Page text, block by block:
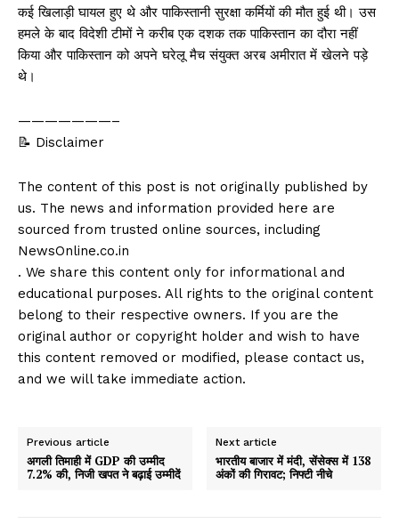
कई खिलाड़ी घायल हुए थे और पाकिस्तानी सुरक्षा कर्मियों की मौत हुई थी। उस
हमले के बाद विदेशी टीमों ने करीब एक दशक तक पाकिस्तान का दौरा नहीं
किया और पाकिस्तान को अपने घरेलू मैच संयुक्त अरब अमीरात में खेलने पड़े
थे।
———————–
📝 Disclaimer
The content of this post is not originally published by
us. The news and information provided here are
sourced from trusted online sources, including
NewsOnline.co.in
. We share this content only for informational and
educational purposes. All rights to the original content
belong to their respective owners. If you are the
original author or copyright holder and wish to have
this content removed or modified, please contact us,
and we will take immediate action.
Previous article
अगली तिमाही में GDP की उम्मीद
7.2% की, निजी खपत ने बढ़ाई उम्मीदें
Next article
भारतीय बाजार में मंदी, सेंसेक्स में 138
अंकों की गिरावट; निफ्टी नीचे